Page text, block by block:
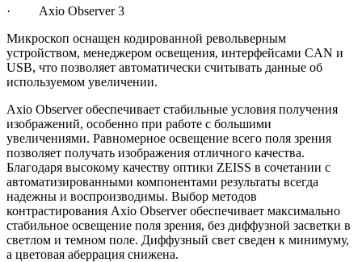
· Axio Observer 3
Микроскоп оснащен кодированной револьверным
устройством, менеджером освещения, интерфейсами CAN и
USB, что позволяет автоматически считывать данные об
используемом увеличении.
Axio Observer обеспечивает стабильные условия получения
изображений, особенно при работе с большими
увеличениями. Равномерное освещение всего поля зрения
позволяет получать изображения отличного качества.
Благодаря высокому качеству оптики ZEISS в сочетании с
автоматизированными компонентами результаты всегда
надежны и воспроизводимы. Выбор методов
контрастирования Axio Observer обеспечивает максимально
стабильное освещение поля зрения, без диффузной засветки в
светлом и темном поле. Диффузный свет сведен к минимуму,
а цветовая аберрация снижена.